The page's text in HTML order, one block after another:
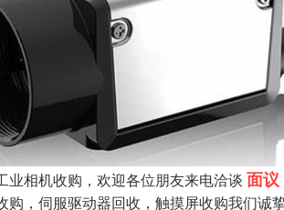
业相机收购，欢迎各位朋友来电洽谈 面议
购，伺服驱动器回收，触摸屏收购我们诚